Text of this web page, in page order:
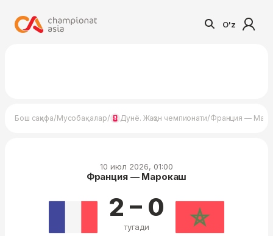
O'z
Бош саҳифа/Мусобақалар/ Дунё. Жаҳон чемпионати/Франция —
10 июл 2026, 01:00
Франция — Марокаш
2 – 0
тугади